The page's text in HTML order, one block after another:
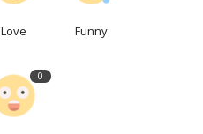
Love Funny
0